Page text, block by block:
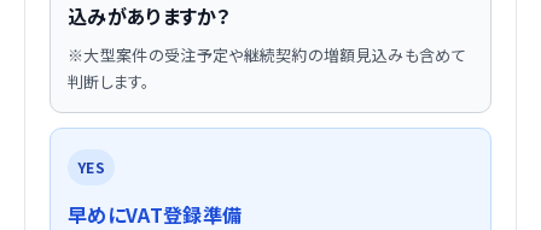
込みがありますか？
※大型案件の受注予定や継続契約の増額見込みも含めて
判断します。
YES
早めにVAT登録準備